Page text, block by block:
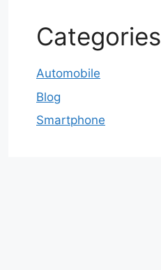
Categories
Automobile
Blog
Smartphone